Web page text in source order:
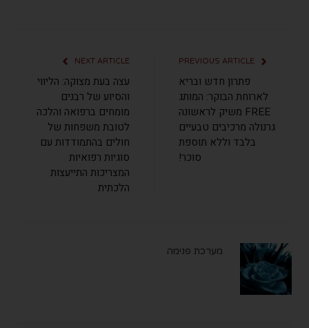
פתרון חדש ובריא
לארוחת הבוקר: המותג
FREE משיק לראשונה
גרנולה מרכיבים טבעיים
בלבד וללא תוספת
סוכר!
NEXT ARTICLE
עצה בעת מצוקה: הליווי
והסיוע של רבנים
מומחים ברפואה והלכה
לטובת משפחות של
חולים בהתמודדות עם
סוגיות רפואיות
המצריכות התייעצות
הלכתית
מערכת פנימה